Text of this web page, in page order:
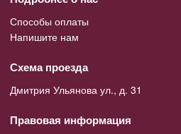
Способы оплаты
Напишите нам
Схема проезда
Дмитрия Ульянова ул., д. 31
Правовая информация